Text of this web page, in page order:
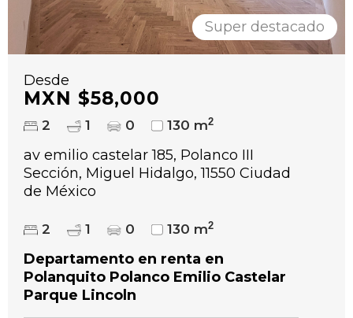
Super destacado
Desde
MXN $58,000
2 1 0 130 m2
av emilio castelar 185, Polanco III
Sección, Miguel Hidalgo, 11550 Ciudad
de México
2 1 0 130 m2
Departamento en renta en
Polanquito Polanco Emilio Castelar
Parque Lincoln